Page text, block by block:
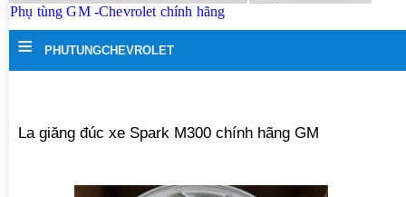
Phụ tùng GM -Chevrolet chính hãng
≡ PHUTUNGCHEVROLET
La giăng đúc xe Spark M300 chính hãng GM